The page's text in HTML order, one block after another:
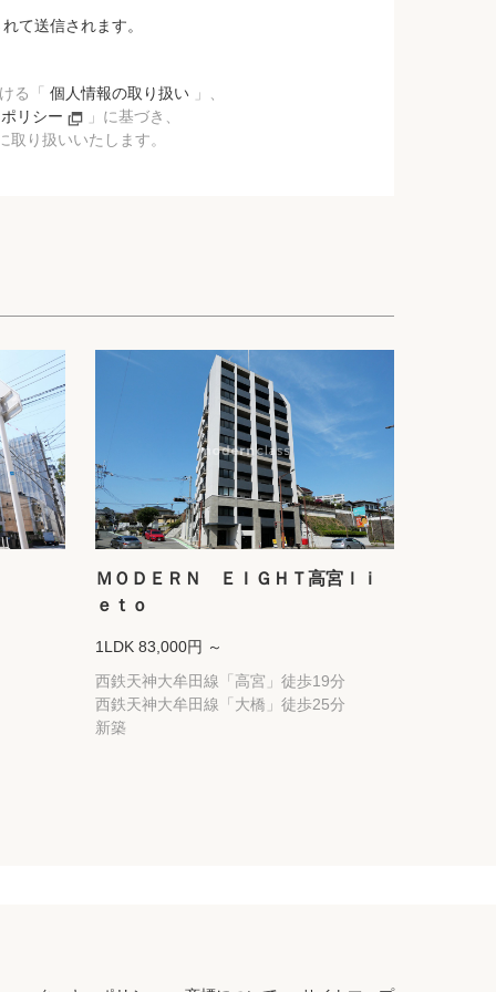
て送信されます。
る「 個人情報の取り扱い 」、
リシー
」に基づき、
取り扱いいたします。
ＭＯＤＥＲＮ ＥＩＧＨＴ高宮ｌｉ
ｅｔｏ
1LDK 83,000円 ～
西鉄天神大牟田線「高宮」徒歩19分
西鉄天神大牟田線「大橋」徒歩25分
新築